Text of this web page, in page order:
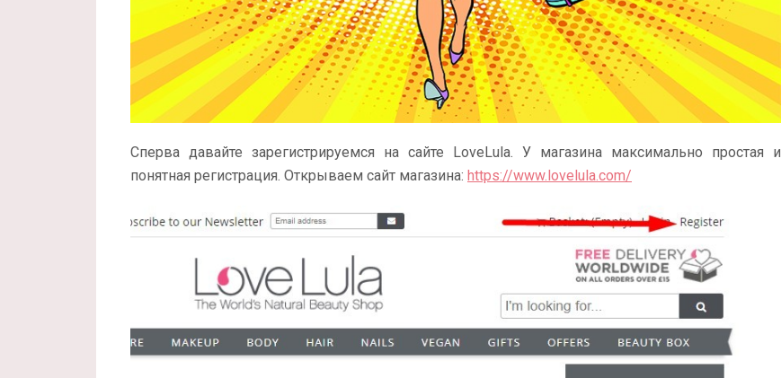
Сперва давайте зарегистрируемся на сайте LoveLula. У магазина максимально простая и
понятная регистрация. Открываем сайт магазина: https://www.lovelula.com/